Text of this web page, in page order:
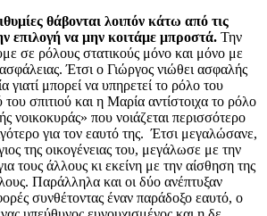
θάβονται λοιπόν κάτω από τις
επιλογή να μην κοιτάμε μπροστά. Την
σε ρόλους στατικούς μόνο και μόνο με
Έτσι ο Γιώργος νιώθει ασφαλής
μπορεί να υπηρετεί το ρόλο του
σπιτιού και η Μαρία αντίστοιχα το ρόλο
νοικοκυράς» που νοιάζεται περισσότερο
για τον εαυτό της. Έτσι μεγαλώσανε,
της οικογένειας του, μεγάλωσε με την
τους άλλους κι εκείνη με την αίσθηση της
Παράλληλα και οι δύο ανέπτυξαν
συνθέτοντας έναν παράδοξο εαυτό, ο